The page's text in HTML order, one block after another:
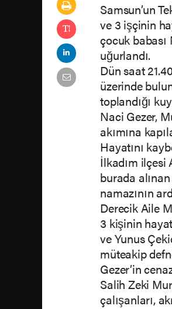
Samsun’un
ve 3 işçinin
çocuk
uğurlandı.
Dün saat
üzerinde
toplandığı
Naci Gezer,
akımına
Hayatını
İlkadım ilçesi
burada
namazının
Derecik Aile
3 kişinin
ve Yunus
müteakip
Gezer’in
Salih Zeki
çalışanları,